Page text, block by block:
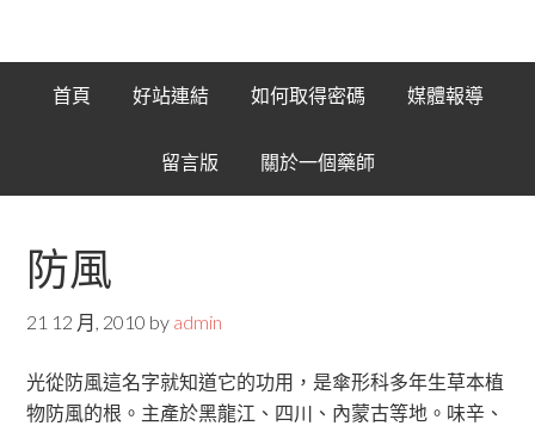
首頁 好站連結 如何取得密碼 媒體報導
留言版 關於一個藥師
防風
21 12 月, 2010 by admin
光從防風這名字就知道它的功用，是傘形科多年生草本植
物防風的根。主產於黑龍江、四川、內蒙古等地。味辛、